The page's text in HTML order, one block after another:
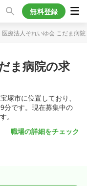
無料登録
医療法人それいゆ会 こだま病院
ま病院の求
塚市に位置しており、
分です。現在募集中の
。
職場の詳細をチェック